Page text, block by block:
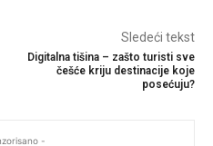
Sledeći tekst
Digitalna tišina – zašto turisti sve
češće kriju destinacije koje
posećuju?
-